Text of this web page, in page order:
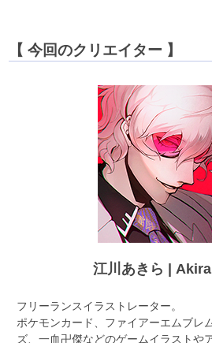
【 今回のクリエイター 】
江川あきら |
フリーランスイラストレーター。
ポケモンカード、ファイアーエムブレ
ズ、一血卍傑などのゲームイラストや